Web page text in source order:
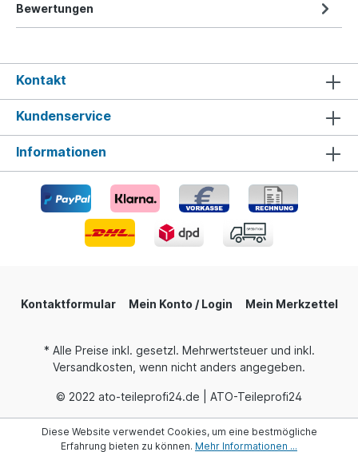
Bewertungen
Kontakt
Kundenservice
Informationen
Kontaktformular Mein Konto / Login Mein Merkzettel
* Alle Preise inkl. gesetzl. Mehrwertsteuer und inkl.
Versandkosten, wenn nicht anders angegeben.
© 2022 ato-teileprofi24.de | ATO-Teileprofi24
Diese Website verwendet Cookies, um eine bestmögliche
Erfahrung bieten zu können. Mehr Informationen ...